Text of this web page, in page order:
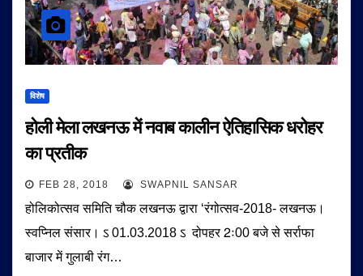
विशेष
होली मेला लखनऊ में नवाब कालीन ऐतिहासिक धरोहर
का प्रतीक
FEB 28, 2018 SWAPNIL SANSAR
होलिकोत्सव समिति चौक लखनऊ द्वारा ‘रंगोत्सव-2018- लखनऊ।
स्वप्निल संसार। ऽ 01.03.2018 ऽ दोपहर 2ः00 बजे से सर्राफा
बाजार में गुलाबी रंग…